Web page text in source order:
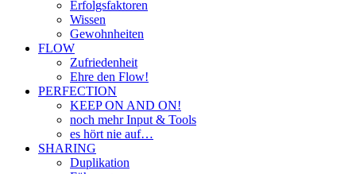
Erfolgsfaktoren
Wissen
Gewohnheiten
FLOW
Zufriedenheit
Ehre den Flow!
PERFECTION
KEEP ON AND ON!
noch mehr Input & Tools
es hört nie auf…
SHARING
Duplikation